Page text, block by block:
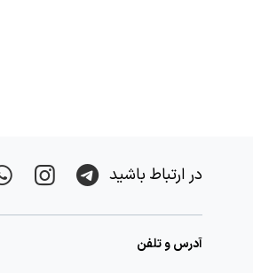
در ارتباط باشید
آدرس و تلفن